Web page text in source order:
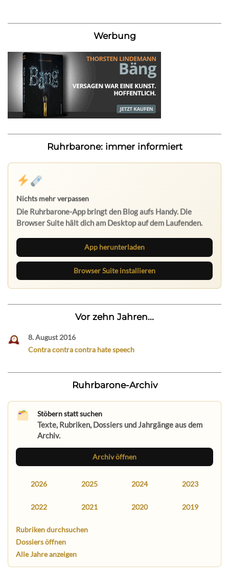
Werbung
Ruhrbarone: immer informiert
Nichts mehr verpassen
Die Ruhrbarone-App bringt den Blog aufs Handy. Die
Browser Suite hält dich am Desktop auf dem Laufenden.
App herunterladen
Browser Suite installieren
Vor zehn Jahren...
8. August 2016
Contra contra contra hate speech
Ruhrbarone-Archiv
Stöbern statt suchen
Texte, Rubriken, Dossiers und Jahrgänge aus dem
Archiv.
Archiv öffnen
2026 2025 2024 2023
2022 2021 2020 2019
Rubriken durchsuchen
Dossiers öffnen
Alle Jahre anzeigen